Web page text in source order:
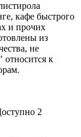
кафе быстрого
и прочих
из
не
относится к
2